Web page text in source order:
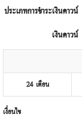
ประเภทการชำระเงินดาวน์
เงินดาวน์
24 เดือน
เงื่อนไข